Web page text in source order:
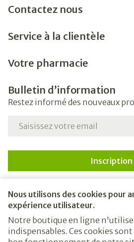
Nous utilisons des cookies pour
expérience utilisateur.
Notre boutique en ligne n'utilise
indispensables. Ces cookies
Contactez nous
Service à la clientèle
Votre pharmacie
Bulletin d’information
Restez informé des nouveaux
Adresse mail
Inscription
newsletter et acceptez notrepolitique